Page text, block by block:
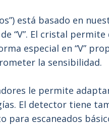
está basado en
“V”. El cristal
especial en “V”
la sensibilidad.
le permite
El detector tiene
para escaneados